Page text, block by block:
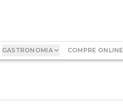
GASTRONOMIA COMPRE ONLINE